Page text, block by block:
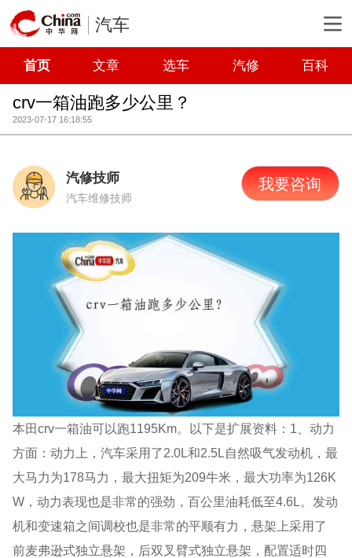
汽车
首页 文章 选车 汽修 百科
crv一箱油跑多少公里？
2023-07-17 16:18:55
汽修技师
汽车维修技师
我要咨询
本田crv一箱油可以跑1195Km。以下是扩展资料：1、动力
方面：动力上，汽车采用了2.0L和2.5L自然吸气发动机，最
大马力为178马力，最大扭矩为209牛米，最大功率为126K
W，动力表现也是非常的强劲，百公里油耗低至4.6L。发动
机和变速箱之间调校也是非常的平顺有力，悬架上采用了
前麦弗逊式独立悬架，后双叉臂式独立悬架，配置适时四